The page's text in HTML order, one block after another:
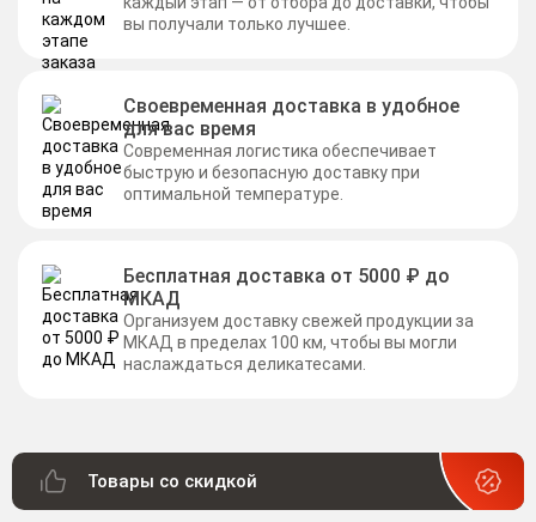
вы получали только лучшее.
Своевременная доставка в удобное
для вас время
Современная логистика обеспечивает
быструю и безопасную доставку при
оптимальной температуре.
Бесплатная доставка от 5000 ₽ до
МКАД
Организуем доставку свежей продукции за
МКАД в пределах 100 км, чтобы вы могли
наслаждаться деликатесами.
Товары со скидкой